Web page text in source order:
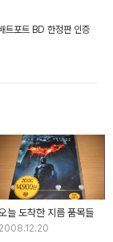
트포트 BD 한정판 인증
늘 도착한 지름 품목들
2008.12.20